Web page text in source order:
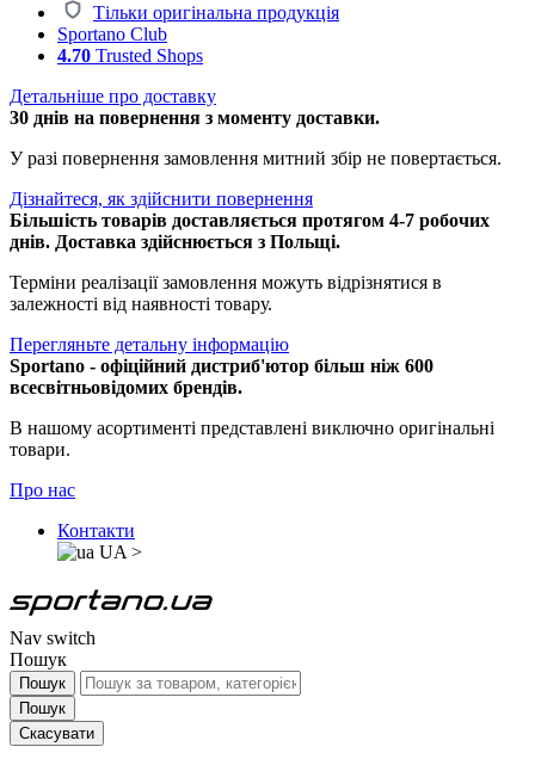
Тільки оригінальна продукція
Sportano Club
4.70 Trusted Shops
Детальніше про доставку
30 днів на повернення з моменту доставки.
У разі повернення замовлення митний збір не повертається.
Дізнайтеся, як здійснити повернення
Більшість товарів доставляється протягом 4-7 робочих
днів. Доставка здійснюється з Польщі.
Терміни реалізації замовлення можуть відрізнятися в
залежності від наявності товару.
Перегляньте детальну інформацію
Sportano - офіційний дистриб'ютор більш ніж 600
всесвітньовідомих брендів.
В нашому асортименті представлені виключно оригінальні
товари.
Про нас
Контакти
UA >
Nav switch
Пошук
Пошук
Пошук
Скасувати